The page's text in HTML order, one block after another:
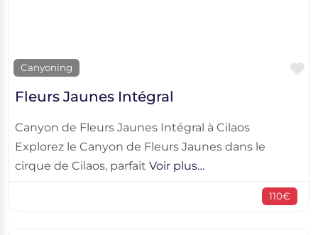
Canyoning
Fleurs Jaunes Intégral
Canyon de Fleurs Jaunes Intégral à Cilaos
Explorez le Canyon de Fleurs Jaunes dans le
cirque de Cilaos, parfait Voir plus…
110€